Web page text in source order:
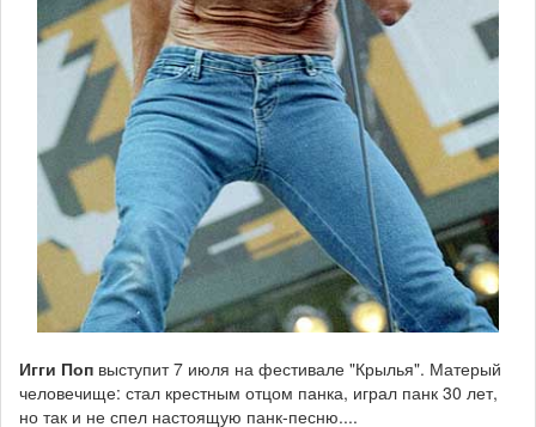
Игги Поп выступит 7 июля на фестивале "Крылья". Матерый
человечище: стал крестным отцом панка, играл панк 30 лет,
но так и не спел настоящую панк-песню....